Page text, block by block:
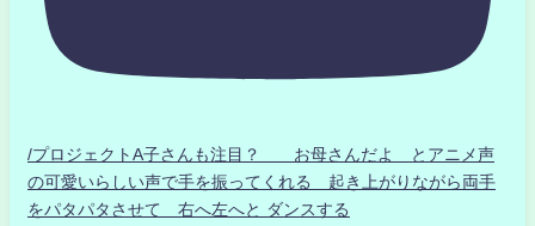
/プロジェクトA子さんも注目？ お母さんだよ とアニメ声
の可愛いらしい声で手を振ってくれる 起き上がりながら両手
をパタパタさせて 右へ左へと ダンスする